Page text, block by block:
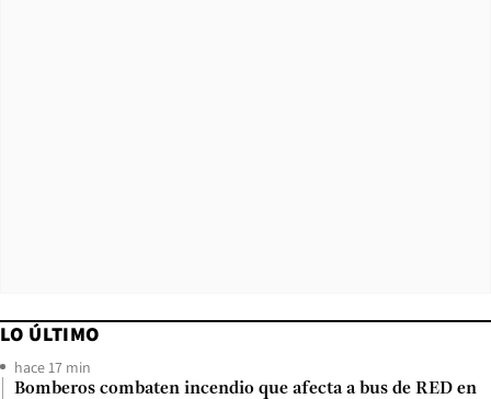
LO ÚLTIMO
hace 17 min
Bomberos combaten incendio que afecta a bus de RED en